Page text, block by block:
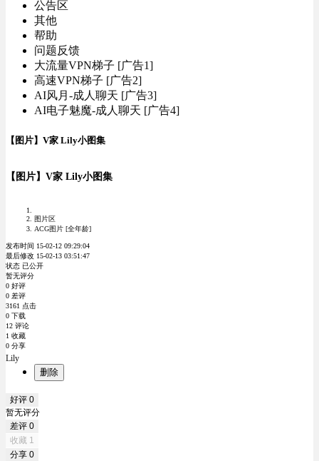
公告区
其他
帮助
问题反馈
大流量VPN梯子 [广告1]
高速VPN梯子 [广告2]
AI风月-成人聊天 [广告3]
AI电子魅魔-成人聊天 [广告4]
【图片】V家 Lily小图集
【图片】V家 Lily小图集
图片区
ACG图片 [全年龄]
发布时间 15-02-12 09:29:04
最后修改 15-02-13 03:51:47
状态 已公开
暂无评分
0 好评
0 差评
3161 点击
0 下载
12 评论
1 收藏
0 分享
Lily
删除
好评 0
暂无评分
差评 0
收藏 1
分享 0